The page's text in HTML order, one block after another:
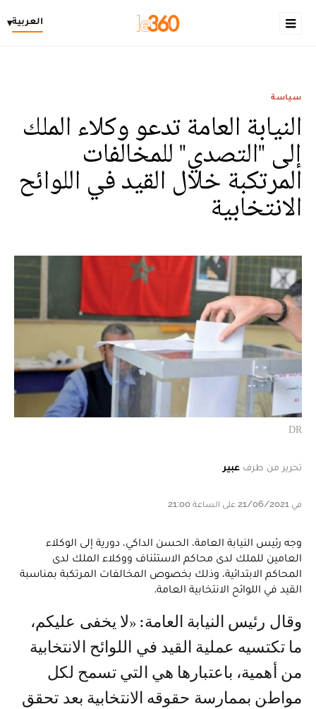
العربية▾
سياسة
النيابة العامة تدعو وكلاء الملك
إلى "التصدي" للمخالفات
المرتكبة خلال القيد في اللوائح
الانتخابية
DR
تحرير من طرف عبير
في 21/06/2021 على الساعة 21:00
وجه رئيس النيابة العامة، الحسن الداكي، دورية إلى الوكلاء
العامين للملك لدى محاكم الاستئناف ووكلاء الملك لدى
المحاكم الابتدائية، وذلك بخصوص المخالفات المرتكبة بمناسبة
القيد في اللوائح الانتخابية العامة.
وقال رئيس النيابة العامة: «لا يخفى عليكم،
ما تكتسيه عملية القيد في اللوائح الانتخابية
من أهمية، باعتبارها هي التي تسمح لكل
مواطن بممارسة حقوقه الانتخابية بعد تحقق